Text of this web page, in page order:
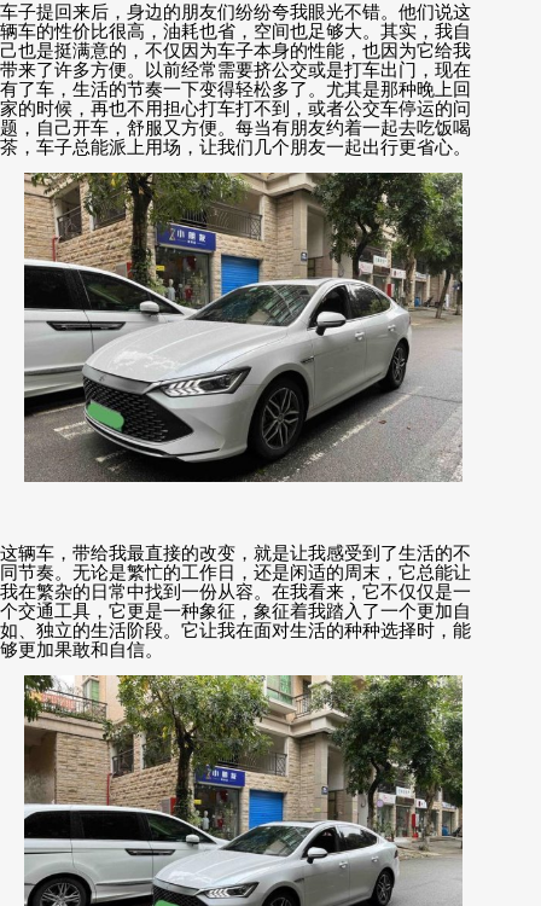
车子提回来后，身边的朋友们纷纷夸我眼光不错。他们说这
辆车的性价比很高，油耗也省，空间也足够大。其实，我自
己也是挺满意的，不仅因为车子本身的性能，也因为它给我
带来了许多方便。以前经常需要挤公交或是打车出门，现在
有了车，生活的节奏一下变得轻松多了。尤其是那种晚上回
家的时候，再也不用担心打车打不到，或者公交车停运的问
题，自己开车，舒服又方便。每当有朋友约着一起去吃饭喝
茶，车子总能派上用场，让我们几个朋友一起出行更省心。
这辆车，带给我最直接的改变，就是让我感受到了生活的不
同节奏。无论是繁忙的工作日，还是闲适的周末，它总能让
我在繁杂的日常中找到一份从容。在我看来，它不仅仅是一
个交通工具，它更是一种象征，象征着我踏入了一个更加自
如、独立的生活阶段。它让我在面对生活的种种选择时，能
够更加果敢和自信。